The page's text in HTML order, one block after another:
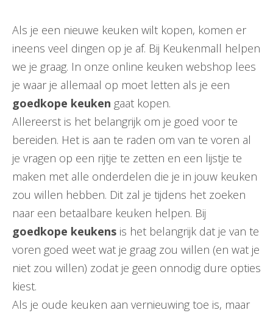
Als je een nieuwe keuken wilt kopen, komen er
ineens veel dingen op je af. Bij Keukenmall helpen
we je graag. In onze online keuken webshop lees
je waar je allemaal op moet letten als je een
goedkope keuken gaat kopen.
Allereerst is het belangrijk om je goed voor te
bereiden. Het is aan te raden om van te voren al
je vragen op een rijtje te zetten en een lijstje te
maken met alle onderdelen die je in jouw keuken
zou willen hebben. Dit zal je tijdens het zoeken
naar een betaalbare keuken helpen. Bij
goedkope keukens is het belangrijk dat je van te
voren goed weet wat je graag zou willen (en wat je
niet zou willen) zodat je geen onnodig dure opties
kiest.
Als je oude keuken aan vernieuwing toe is, maar